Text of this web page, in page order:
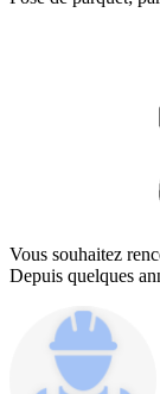
Vous souhaitez
Depuis quelques